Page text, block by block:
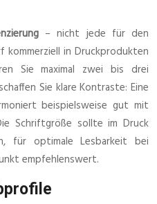
– nicht jede für den
in Druckprodukten
Sie maximal zwei bis drei
Sie klare Kontraste: Eine
beispielsweise gut mit
Schriftgröße sollte im Druck
für optimale Lesbarkeit bei
empfehlenswert.